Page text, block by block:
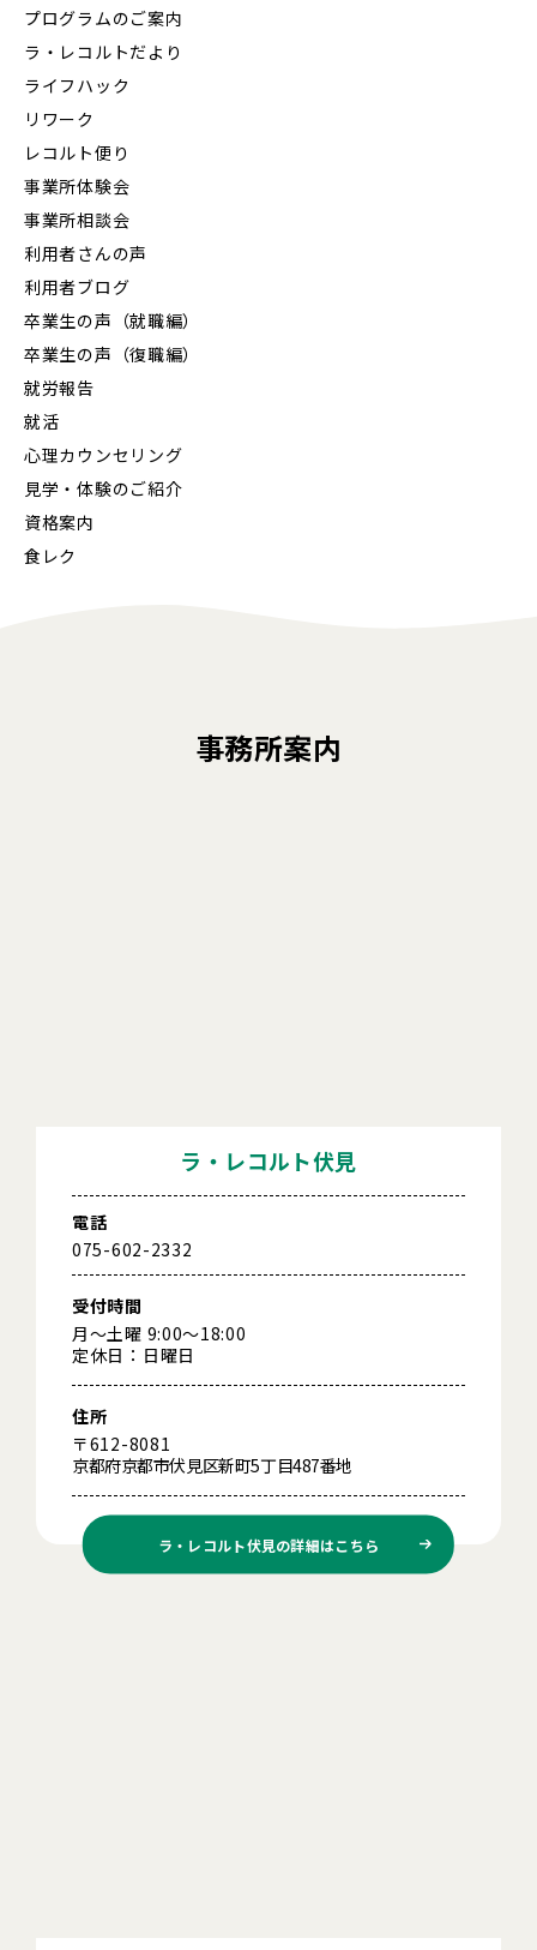
プログラムのご案内
ラ・レコルトだより
ライフハック
リワーク
レコルト便り
事業所体験会
事業所相談会
利用者さんの声
利用者ブログ
卒業生の声（就職編）
卒業生の声（復職編）
就労報告
就活
心理カウンセリング
見学・体験のご紹介
資格案内
食レク
事務所案内
ラ・レコルト伏見
電話
075-602-2332
受付時間
月～土曜 9:00～18:00
定休日：日曜日
住所
〒612-8081
京都府京都市伏見区新町5丁目487番地
ラ・レコルト伏見の詳細はこちら